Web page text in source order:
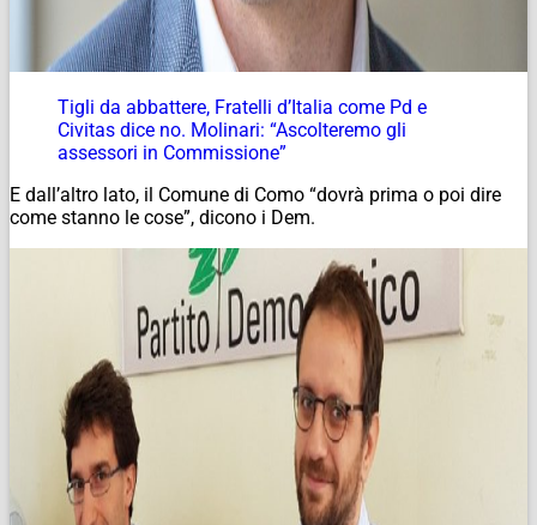
Tigli da abbattere, Fratelli d’Italia come Pd e
Civitas dice no. Molinari: “Ascolteremo gli
assessori in Commissione”
E dall’altro lato, il Comune di Como “dovrà prima o poi dire
come stanno le cose”, dicono i Dem.